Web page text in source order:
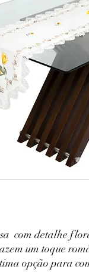
com detalhe
um toque
opção para